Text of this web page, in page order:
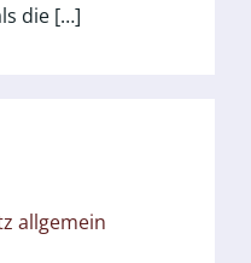
die […]
allgemein